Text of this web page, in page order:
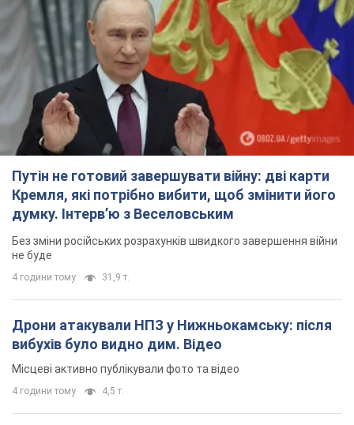
Путін не готовий завершувати війну: дві карти
Кремля, які потрібно вибити, щоб змінити його
думку. Інтерв’ю з Веселовським
Без зміни російських розрахунків швидкого завершення війни
не буде
4 години тому 31,9 т.
Дрони атакували НПЗ у Нижньокамську: після
вибухів було видно дим. Відео
Місцеві активно публікували фото та відео
4 години тому 4,5 т.